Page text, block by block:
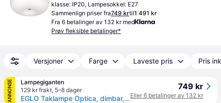
klasse: IP20, Lampesokkel: E27
Sammenlign priser fra749 krtil1 491 kr
Fra 6 betalinger av 132 kr med
Prøv fleksible betalinger*
Versjoner Farge Laveste pris Pris
ANNONSE
Lampegiganten
129 kr frakt, 5–8 dager
EGLO Taklampe Optica, dimbar, Hvit / opal, Gangområde, Metall, Moderne
749 kr
Eller 6 betalinger av 132 kr